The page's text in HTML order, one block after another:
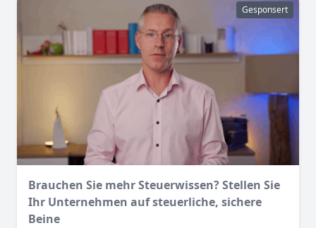
Gesponsert
Brauchen Sie mehr Steuerwissen? Stellen Sie
Ihr Unternehmen auf steuerliche, sichere
Beine